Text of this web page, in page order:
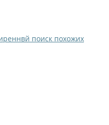
поиск похожих